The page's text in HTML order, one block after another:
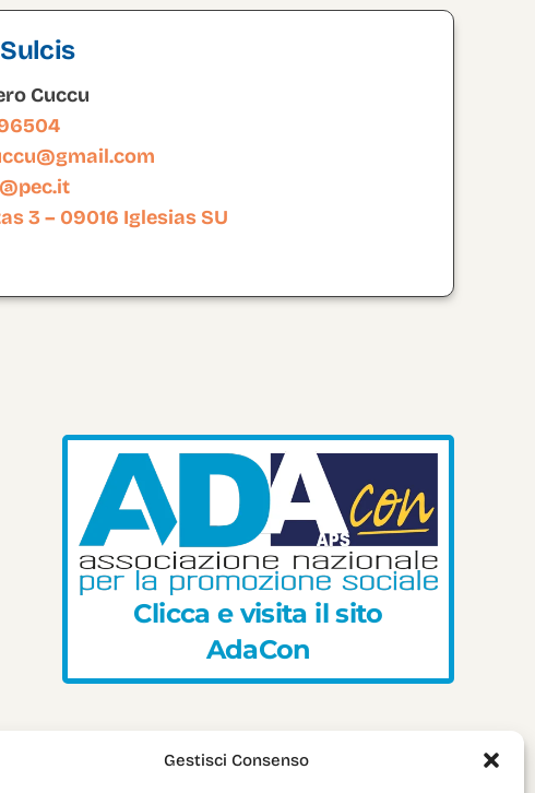
Gestisci Consenso
Cuccu
3 – 09016 Iglesias SU
Clicca e visita il sito
AdaCon